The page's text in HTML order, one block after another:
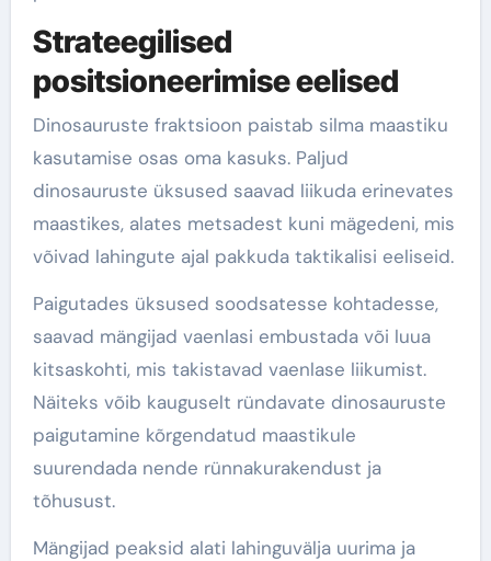
Strateegilised
positsioneerimise eelised
Dinosauruste fraktsioon paistab silma maastiku
kasutamise osas oma kasuks. Paljud
dinosauruste üksused saavad liikuda erinevates
maastikes, alates metsadest kuni mägedeni, mis
võivad lahingute ajal pakkuda taktikalisi eeliseid.
Paigutades üksused soodsatesse kohtadesse,
saavad mängijad vaenlasi embustada või luua
kitsaskohti, mis takistavad vaenlase liikumist.
Näiteks võib kauguselt ründavate dinosauruste
paigutamine kõrgendatud maastikule
suurendada nende rünnakurakendust ja
tõhusust.
Mängijad peaksid alati lahinguvälja uurima ja